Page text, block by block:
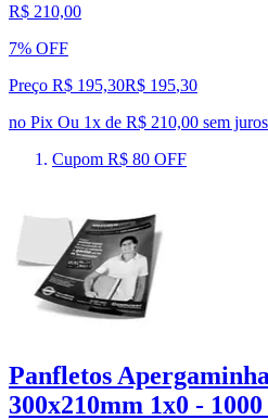
R$ 210,00
7% OFF
Preço R$ 195,30R$ 195,30
no Pix Ou 1x de R$ 210,00 sem juros
Cupom R$ 80 OFF
Panfletos
300x210mm 1x0 -